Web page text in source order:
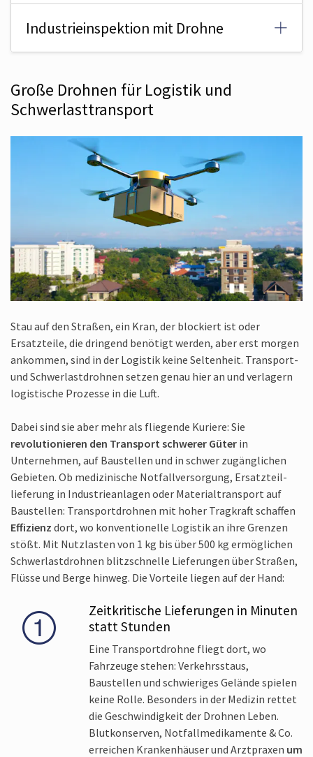
Industrie­inspektion mit Drohne
Große Drohnen für Logistik und
Schwerlast­transport
Stau auf den Straßen, ein Kran, der blockiert ist oder
Ersatzteile, die dringend benötigt werden, aber erst morgen
ankommen, sind in der Logistik keine Seltenheit. Transport-
und Schwerlast­drohnen setzen genau hier an und verlagern
logistische Prozesse in die Luft.
Dabei sind sie aber mehr als fliegende Kuriere: Sie
revolutionieren den Transport schwerer Güter in
Unternehmen, auf Baustellen und in schwer zugänglichen
Gebieten. Ob medizinische Notfall­versorgung, Ersatzteil­
lieferung in Industrie­anlagen oder Material­transport auf
Baustellen: Transportdrohnen mit hoher Tragkraft schaffen
Effizienz dort, wo konventionelle Logistik an ihre Grenzen
stößt. Mit Nutzlasten von 1 kg bis über 500 kg ermöglichen
Schwerlastdrohnen blitzschnelle Lieferungen über Straßen,
Flüsse und Berge hinweg. Die Vorteile liegen auf der Hand:
Zeitkritische Lieferungen in Minuten
statt Stunden
Eine Transport­drohne fliegt dort, wo
Fahrzeuge stehen: Verkehrsstaus,
Baustellen und schwieriges Gelände spielen
keine Rolle. Besonders in der Medizin rettet
die Geschwindigkeit der Drohnen Leben.
Blutkonserven, Notfall­medikamente & Co.
erreichen Krankenhäuser und Arztpraxen um